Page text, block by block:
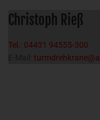
Christoph Rieß
Tel.: 04431 94555-300